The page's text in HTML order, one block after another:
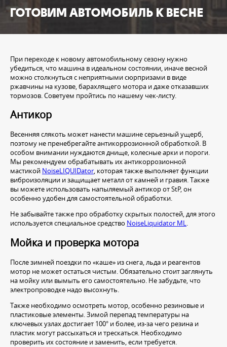
ГОТОВИМ АВТОМОБИЛЬ К ВЕСНЕ
При переходе к новому автомобильному сезону нужно
убедиться, что машина в идеальном состоянии, иначе весной
можно столкнуться с неприятными сюрпризами в виде
ржавчины на кузове, барахлящего мотора и даже отказавших
тормозов. Советуем пройтись по нашему чек-листу.
Антикор
Весенняя слякоть может нанести машине серьезный ущерб,
поэтому не пренебрегайте антикоррозионной обработкой. В
особом внимании нуждаются днище, колесные арки и пороги.
Мы рекомендуем обрабатывать их антикоррозионной
мастикой NoiseLIQUIDator, которая также выполняет функции
виброизоляции и защищает металл от камней и гравия. Также
вы можете использовать напыляемый антикор от StP, он
особенно удобен для самостоятельной обработки.
Не забывайте также про обработку скрытых полостей, для этого
используется специальное средство NoiseLiquidator ML.
Мойка и проверка мотора
После зимней поездки по «каше» из снега, льда и реагентов
мотор не может остаться чистым. Обязательно стоит заглянуть
на мойку или вымыть его самостоятельно. Не забудьте, что
электропроводке надо высохнуть.
Также необходимо осмотреть мотор, особенно резиновые и
пластиковые элементы. Зимой перепад температуры на
ключевых узлах достигает 100° и более, из-за чего резина и
пластик могут рассыхаться и трескаться. Необходимо
проверить их состояние и заменить, если требуется.